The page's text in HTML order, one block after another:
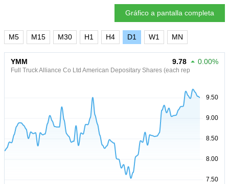
Gráfico a pantalla completa
M5 M15 M30 H1 H4 D1 W1 MN
YMM
Full Truck Alliance Co Ltd American Depositary Shares (each rep
9.78 0.00%